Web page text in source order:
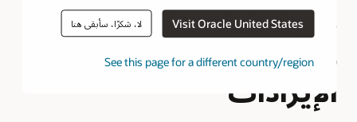
Visit Oracle United States لا، شكرًا، سأبقى هنا
See this page for a different country/region
حل تحليلات تجربة عملاء
موحد لتسريع تحويل
الإيرادات